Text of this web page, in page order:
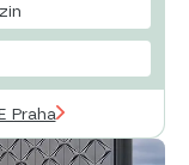
Praha